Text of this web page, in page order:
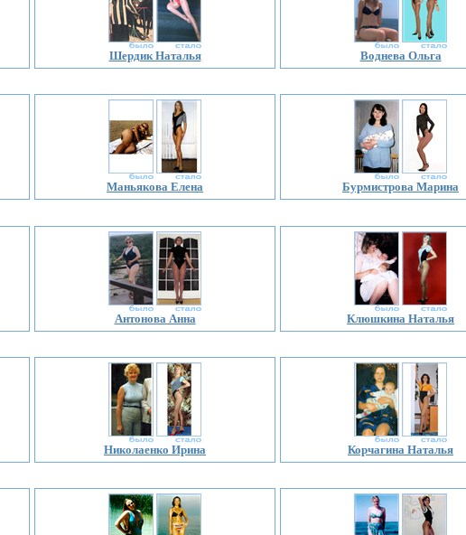
Шердик Наталья Воднева Ольга
Маньякова Елена Бурмистрова Марина
Антонова Анна Клюшкина Наталья
Николаенко Ирина Корчагина Наталья